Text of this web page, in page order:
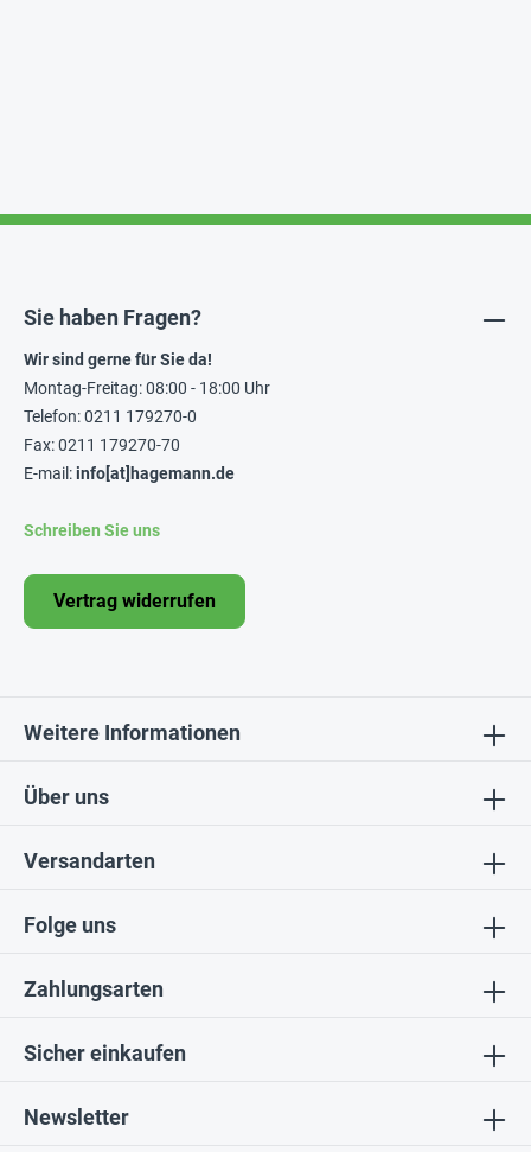
Folge uns
Sicher einkaufen
Über uns
Newsletter
Sie haben Fragen?
Wir sind gerne für Sie da!
Montag-Freitag: 08:00 - 18:00 Uhr
Telefon: 0211 179270-0
Fax: 0211 179270-70
E-mail:info[at]hagemann.de
Schreiben Sie uns
Vertrag widerrufen
Weitere Informationen
Zahlungsarten
Versandarten